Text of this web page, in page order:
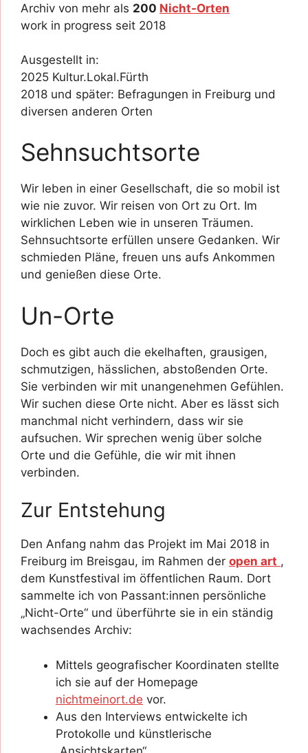
Archiv von mehr als 200 Nicht-Orten
work in progress seit 2018
Ausgestellt in:
2025 Kultur.Lokal.Fürth
2018 und später: Befragungen in Freiburg und
diversen anderen Orten
Sehnsuchtsorte
Wir leben in einer Gesellschaft, die so mobil ist
wie nie zuvor. Wir reisen von Ort zu Ort. Im
wirklichen Leben wie in unseren Träumen.
Sehnsuchtsorte erfüllen unsere Gedanken. Wir
schmieden Pläne, freuen uns aufs Ankommen
und genießen diese Orte.
Un-Orte
Doch es gibt auch die ekelhaften, grausigen,
schmutzigen, hässlichen, abstoßenden Orte.
Sie verbinden wir mit unangenehmen Gefühlen.
Wir suchen diese Orte nicht. Aber es lässt sich
manchmal nicht verhindern, dass wir sie
aufsuchen. Wir sprechen wenig über solche
Orte und die Gefühle, die wir mit ihnen
verbinden.
Zur Entstehung
Den Anfang nahm das Projekt im Mai 2018 in
Freiburg im Breisgau, im Rahmen der open art ,
dem Kunstfestival im öffentlichen Raum. Dort
sammelte ich von Passant:innen persönliche
„Nicht-Orte“ und überführte sie in ein ständig
wachsendes Archiv:
Mittels geografischer Koordinaten stellte
ich sie auf der Homepage
nichtmeinort.de vor.
Aus den Interviews entwickelte ich
Protokolle und künstlerische